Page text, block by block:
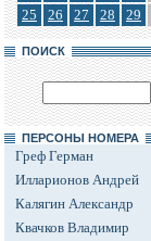
25
26 27 28 29
ПОИСК
ПЕРСОНЫ НОМЕРА
Греф Герман
Илларионов Андрей
Калягин Александр
Квачков Владимир